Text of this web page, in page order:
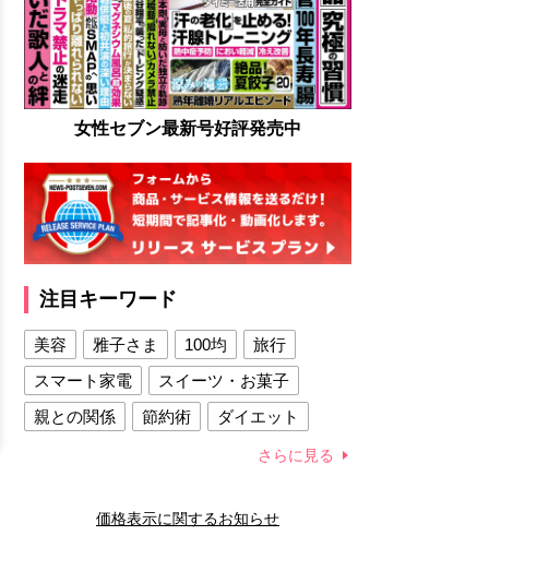
女性セブン最新号好評発売中
注目キーワード
美容 雅子さま 100均
旅行
スマート家電
スイーツ・お菓子
親との関係
節約術
ダイエット
夫との関係
新津春子 どか食い
さらに見る
価格表示に関するお知らせ